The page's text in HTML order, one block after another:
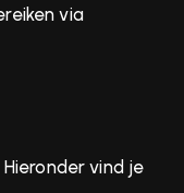
via
vind je